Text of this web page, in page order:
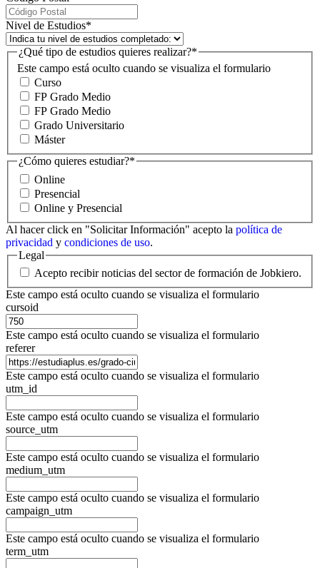
Nivel de Estudios*
Este campo está oculto cuando se visualiza el formulario
¿Qué tipo de estudios quieres realizar?*
Curso
FP Grado Medio
FP Grado Medio
Grado Universitario
Máster
¿Cómo quieres estudiar?*
Online
Presencial
Online y Presencial
Al hacer click en "Solicitar Información" acepto la política de
privacidad y condiciones de uso.
Legal
Acepto recibir noticias del sector de formación de Jobkiero.
Este campo está oculto cuando se visualiza el formulario
cursoid
Este campo está oculto cuando se visualiza el formulario
referer
Este campo está oculto cuando se visualiza el formulario
utm_id
Este campo está oculto cuando se visualiza el formulario
source_utm
Este campo está oculto cuando se visualiza el formulario
medium_utm
Este campo está oculto cuando se visualiza el formulario
campaign_utm
Este campo está oculto cuando se visualiza el formulario
term_utm